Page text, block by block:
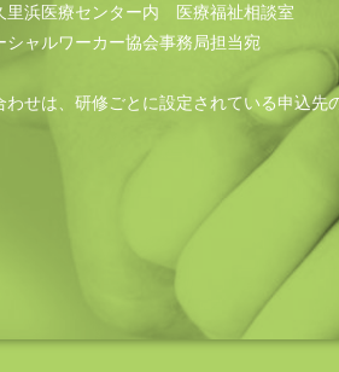
里浜医療センター内 医療福祉相談室
ャルワーカー協会事務局担当宛
せは、研修ごとに設定されている申込先